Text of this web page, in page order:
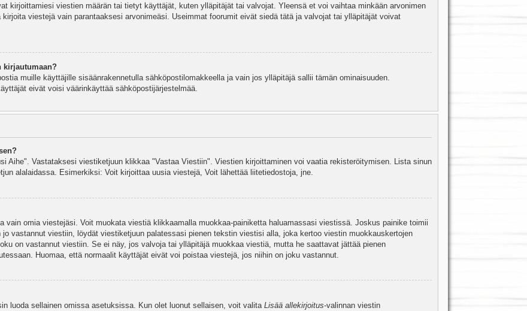
kirjoittamiesi viestien määrän tai tietyt käyttäjät, kuten ylläpitäjät tai valvojat. Yleensä et voi vaihtaa minkään arvonimen
viestejä vain parantaaksesi arvonimeäsi. Useimmat foorumit eivät siedä tätä ja valvojat tai ylläpitäjät voivat
kirjautumaan?
muille käyttäjille sisäänrakennetulla sähköpostilomakkeella ja vain jos ylläpitäjä sallii tämän ominaisuuden.
eivät voisi väärinkäyttää sähköpostijärjestelmää.
Aihe". Vastataksesi viestiketjuun klikkaa "Vastaa Viestiin". Viestien kirjoittaminen voi vaatia rekisteröitymisen. Lista sinun
alalaidassa. Esimerkiksi: Voit kirjoittaa uusia viestejä, Voit lähettää liitetiedostoja, jne.
vain omia viestejäsi. Voit muokata viestiä klikkaamalla muokkaa-painiketta haluamassasi viestissä. Joskus painike toimii
vastannut viestiin, löydät viestiketjuun palatessasi pienen tekstin viestisi alla, joka kertoo viestin muokkauskertojen
on vastannut viestiin. Se ei näy, jos valvoja tai ylläpitäjä muokkaa viestiä, mutta he saattavat jättää pienen
Huomaa, että normaalit käyttäjät eivät voi poistaa viestejä, jos niihin on joku vastannut.
luoda sellainen omissa asetuksissa. Kun olet luonut sellaisen, voit valita Lisää allekirjoitus-valinnan viestin